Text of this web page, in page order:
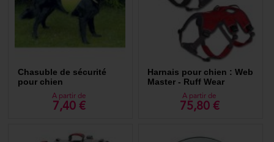
Chasuble de sécurité
pour chien
A partir de
7,40 €
Harnais pour chien : Web
Master - Ruff Wear
A partir de
75,80 €